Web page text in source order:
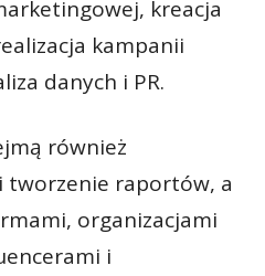
kreacja
kampanii
danych i PR.
również
tworzenie raportów, a
organizacjami
i